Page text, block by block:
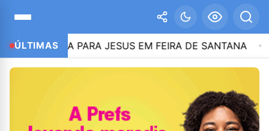
ÚLTIMAS
PARA JESUS EM FEIRA DE SANTANA 22:29